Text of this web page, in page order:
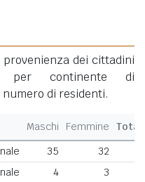
dei cittadini
per continente di
di residenti.
Maschi Femmine
35 32
4 3